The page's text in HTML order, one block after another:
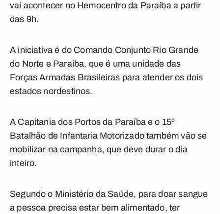
vai acontecer no Hemocentro da Paraíba a partir
das 9h.
A iniciativa é do Comando Conjunto Rio Grande
do Norte e Paraíba, que é uma unidade das
Forças Armadas Brasileiras para atender os dois
estados nordestinos.
A Capitania dos Portos da Paraíba e o 15º
Batalhão de Infantaria Motorizado também vão se
mobilizar na campanha, que deve durar o dia
inteiro.
Segundo o Ministério da Saúde, para doar sangue
a pessoa precisa estar bem alimentado, ter